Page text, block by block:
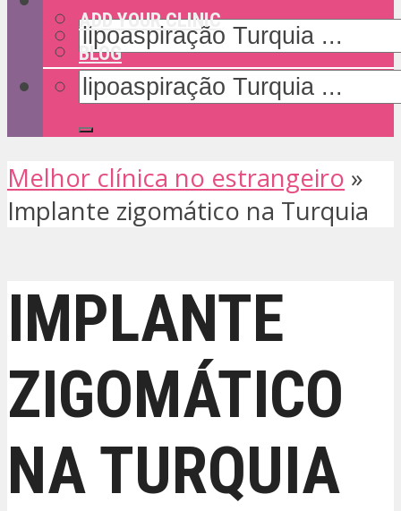
ADD YOUR CLINIC
BLOG
Melhor clínica no estrangeiro »
Implante zigomático na Turquia
IMPLANTE
ZIGOMÁTICO
NA TURQUIA